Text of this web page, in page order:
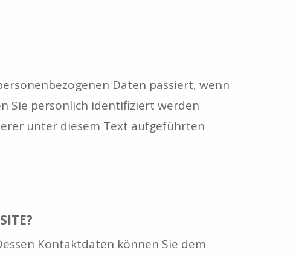
Daten passiert, wenn
Sie persönlich identifiziert werden
unter diesem Text aufgeführten
Kontaktdaten können Sie dem